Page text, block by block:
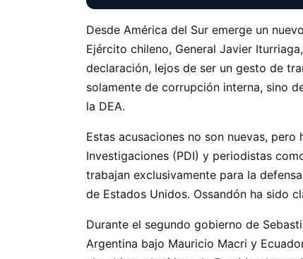
Desde América del Sur emerge un
Ejército chileno, General Javier
declaración, lejos de ser un gesto de
solamente de corrupción interna, sino
la DEA.
Estas acusaciones no son nuevas,
Investigaciones (PDI) y periodistas
trabajan exclusivamente para la
de Estados Unidos. Ossandón ha sido
Durante el segundo gobierno de
Argentina bajo Mauricio Macri y